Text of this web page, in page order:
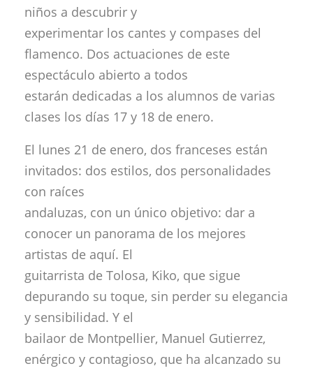
niños a descubrir y
experimentar los cantes y compases del
flamenco. Dos actuaciones de este
espectáculo abierto a todos
estarán dedicadas a los alumnos de varias
clases los días 17 y 18 de enero.
El lunes 21 de enero, dos franceses están
invitados: dos estilos, dos personalidades
con raíces
andaluzas, con un único objetivo: dar a
conocer un panorama de los mejores
artistas de aquí. El
guitarrista de Tolosa, Kiko, que sigue
depurando su toque, sin perder su elegancia
y sensibilidad. Y el
bailaor de Montpellier, Manuel Gutierrez,
enérgico y contagioso, que ha alcanzado su